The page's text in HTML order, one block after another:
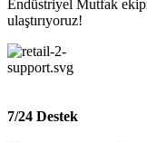
Endüstriyel Mutfak
ulaştırıyoruz!
7/24 Destek